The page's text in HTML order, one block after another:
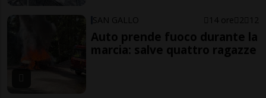
SAN GALLO 14 ore 2 12
Auto prende fuoco durante la
marcia: salve quattro ragazze